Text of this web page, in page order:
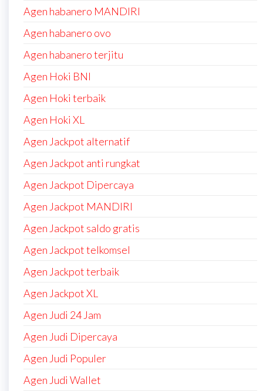
Agen habanero MANDIRI
Agen habanero ovo
Agen habanero terjitu
Agen Hoki BNI
Agen Hoki terbaik
Agen Hoki XL
Agen Jackpot alternatif
Agen Jackpot anti rungkat
Agen Jackpot Dipercaya
Agen Jackpot MANDIRI
Agen Jackpot saldo gratis
Agen Jackpot telkomsel
Agen Jackpot terbaik
Agen Jackpot XL
Agen Judi 24 Jam
Agen Judi Dipercaya
Agen Judi Populer
Agen Judi Wallet